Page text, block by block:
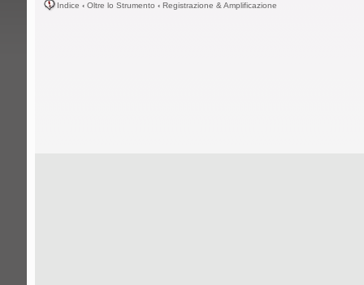
Indice ‹ Oltre lo Strumento ‹ Registrazione & Amplificazione